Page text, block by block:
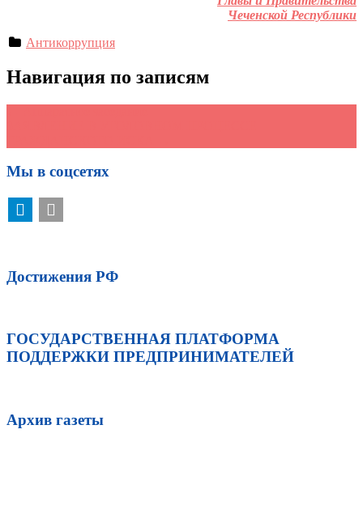
Чеченской Республики
Антикоррупция
Навигация по записям
Мы в соцсетях
Достижения РФ
ГОСУДАРСТВЕННАЯ ПЛАТФОРМА
ПОДДЕРЖКИ ПРЕДПРИНИМАТЕЛЕЙ
Архив газеты